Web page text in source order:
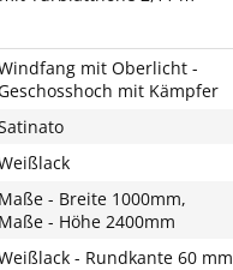
mit Oberlicht -
Geschosshoch mit Kämpfer
Maße - Breite 1000mm,
Maße - Höhe 2400mm
- Rundkante 60 mm